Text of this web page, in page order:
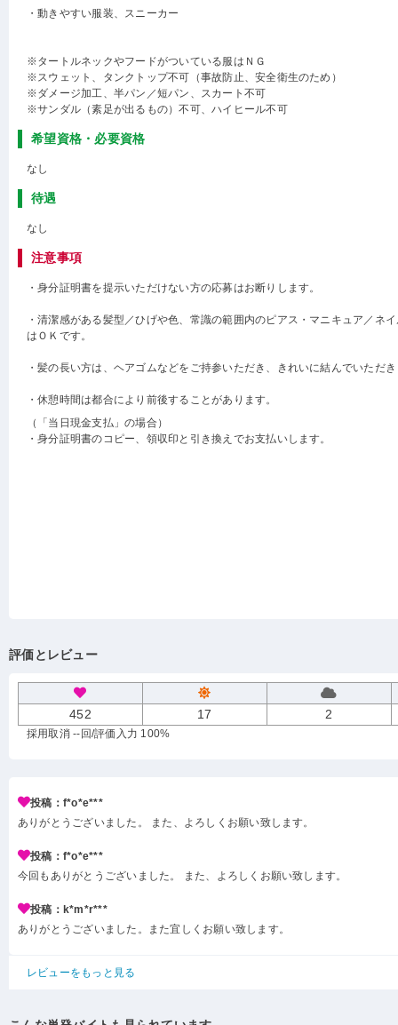
・動きやすい服装、スニーカー
※タートルネックやフードがついている服はＮＧ
※スウェット、タンクトップ不可（事故防止、安全衛生のため）
※ダメージ加工、半パン／短パン、スカート不可
※サンダル（素足が出るもの）不可、ハイヒール不可
希望資格・必要資格
なし
待遇
なし
注意事項
・身分証明書を提示いただけない方の応募はお断りします。
・清潔感がある髪型／ひげや色、常識の範囲内のピアス・マニキュア／ネ
はＯＫです。
・髪の長い方は、ヘアゴムなどをご持参いただき、きれいに結んでいただ
・休憩時間は都合により前後することがあります。
（「当日現金支払」の場合）
・身分証明書のコピー、領収印と引き換えでお支払いします。
評価とレビュー
452 17 2
採用取消 --回/評価入力 100%
投稿：f*o*e***
ありがとうございました。 また、よろしくお願い致します。
投稿：f*o*e***
今回もありがとうございました。 また、よろしくお願い致します。
投稿：k*m*r***
ありがとうございました。また宜しくお願い致します。
レビューをもっと見る